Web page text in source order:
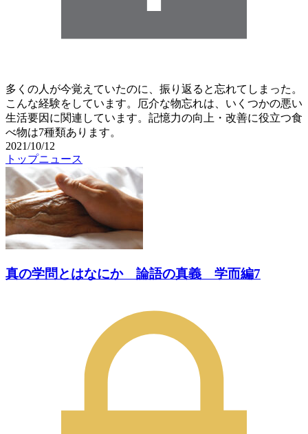
多くの人が今覚えていたのに、振り返ると忘れてしまった。
こんな経験をしています。厄介な物忘れは、いくつかの悪い
生活要因に関連しています。記憶力の向上・改善に役立つ食
べ物は7種類あります。
2021/10/12
トップニュース
真の学問とはなにか 論語の真義 学而編7